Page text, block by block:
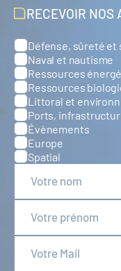
RECEVOIR
Catégories
Défense, sûreté
Naval et nautisme
Ressources
Ressources
Littoral et
Ports,
Évènements
Europe
Spatial